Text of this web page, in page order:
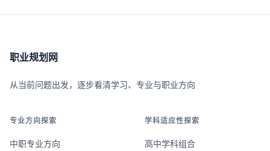
算法和模型解决实际金融问题，提高决策效率和
职业规划网
从当前问题出发，逐步看清学习、专业与职业方向
专业方向探索
中职专业方向
学科适应性探索
高中学科组合